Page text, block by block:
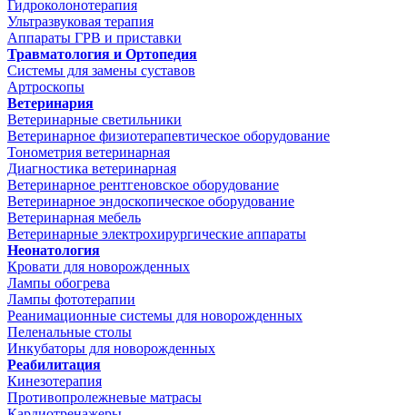
Гидроколонотерапия
Ультразвуковая терапия
Аппараты ГРВ и приставки
Травматология и Ортопедия
Системы для замены суставов
Артроскопы
Ветеринария
Ветеринарные светильники
Ветеринарное физиотерапевтическое оборудование
Тонометрия ветеринарная
Диагностика ветеринарная
Ветеринарное рентгеновское оборудование
Ветеринарное эндоскопическое оборудование
Ветеринарная мебель
Ветеринарные электрохирургические аппараты
Неонатология
Кровати для новорожденных
Лампы обогрева
Лампы фототерапии
Реанимационные системы для новорожденных
Пеленальные столы
Инкубаторы для новорожденных
Реабилитация
Кинезотерапия
Противопролежневые матрасы